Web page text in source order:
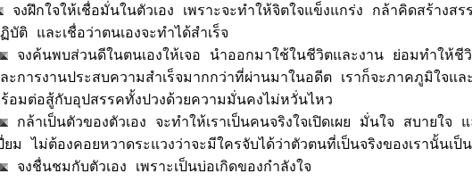
จงฝึกใจให้เชื่อมั่นในตัวเอง เพราะจะทำให้จิตใจแข็งแกร่ง กล้าคิดสร้างส
บัติ และเชื่อว่าตนเองจะทำได้สำเร็จ
จงค้นพบส่วนดีในตนเองให้เจอ นำออกมาใช้ในชีวิตและงาน ย่อมทำให้ชี
ะการงานประสบความสำเร็จมากกว่าที่ผ่านมาในอดีต เราก็จะภาคภูมิใจแล
อมต่อสู้กับอุปสรรคทั้งปวงด้วยความมั่นคงไม่หวั่นไหว
กล้าเป็นตัวของตัวเอง จะทำให้เราเป็นคนจริงใจเปิดเผย มั่นใจ สบายใจ แ
ยม ไม่ต้องคอยหวาดระแวงว่าจะมีใครจับได้ว่าตัวตนที่เป็นจริงของเรานั้นเป็
จงชื่นชมกับตัวเอง เพราะเป็นบ่อเกิดของกำลังใจ